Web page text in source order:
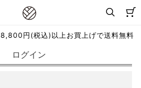
8,800円(税込)以上お買上げで送料無料
ログイン